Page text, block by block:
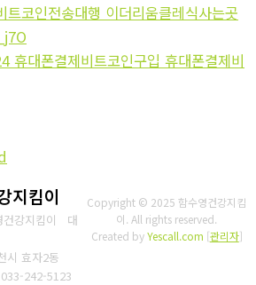
트코인전송대행 이더리움클레식사는곳
휴대폰결제비트코인구입 휴대폰결제비
지킴이
건강지킴이 대
시 효자2동
242-5123
Copyright © 2025 함수영건강지킴
이. All rights reserved.
Created byYescall.com [관리자]